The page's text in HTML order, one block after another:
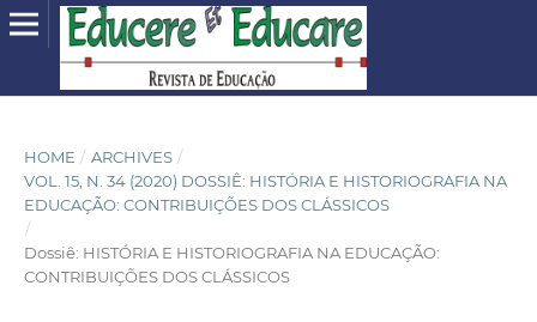
HOME / ARCHIVES /
VOL. 15, N. 34 (2020) DOSSIÊ: HISTÓRIA E HISTORIOGRAFIA NA
EDUCAÇÃO: CONTRIBUIÇÕES DOS CLÁSSICOS
/
Dossiê: HISTÓRIA E HISTORIOGRAFIA NA EDUCAÇÃO:
CONTRIBUIÇÕES DOS CLÁSSICOS